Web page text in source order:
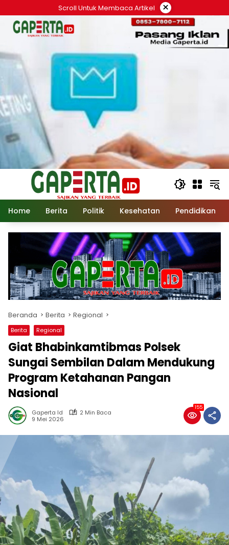
ke
konten
Scroll Untuk Membaca Artikel ×
Home Berita Politik Kesehatan Pendidikan
Beranda Berita Regional
Berita Regional
Giat Bhabinkamtibmas Polsek
Sungai Sembilan Dalam Mendukung
Program Ketahanan Pangan
Nasional
Gaperta Id
2 Min Baca
9 Mei 2026
155